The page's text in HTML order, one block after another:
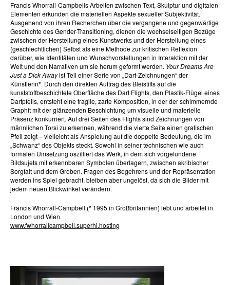
Francis Whorrall-Campbells Arbeiten zwischen Text, Skulptur und digitalen
Elementen erkunden die materiellen Aspekte sexueller Subjektivität.
Ausgehend von ihren Recherchen über die vergangene und gegenwärtige
Geschichte des Gender-Transitioning, dienen die wechselseitigen Bezüge
zwischen der Herstellung eines Kunstwerks und der Herstellung eines
(geschlechtlichen) Selbst als eine Methode zur kritischen Reflexion
darüber, wie Identitäten und Wunschvorstellungen in Interaktion mit der
Welt und den Narrativen um sie herum geformt werden. Your Dreams Are
Just a Dick Awayist Teil einer Serie von „Dart-Zeichnungen“ der
Künstlerin*. Durch den direkten Auftrag des Bleistifts auf die
kunststoffbeschichtete Oberfläche des Dart Flights, den Plastik-Flügel eines
Dartpfeils, entsteht eine fragile, zarte Komposition, in der der schimmernde
Graphit mit der glänzenden Beschichtung um visuelle und materielle
Präsenz konkurriert. Auf drei Seiten des Flights sind Zeichnungen von
männlichen Torsi zu erkennen, während die vierte Seite einen grafischen
Pfeil zeigt – vielleicht als Anspielung auf die doppelte Bedeutung, die im
„Schwanz“ des Objekts steckt. Sowohl in seiner technischen wie auch
formalen Umsetzung oszilliert das Werk, in dem sich vorgefundene
Bildsujets mit erkennbaren Symbolen überlagern, zwischen akribischer
Sorgfalt und dem Groben. Fragen des Begehrens und der Repräsentation
werden ins Spiel gebracht, bleiben aber ungelöst, da sich die Bilder mit
jedem neuen Blickwinkel verändern.
Francis Whorrall-Campbell (* 1995 in Großbritannien) lebt und arbeitet in
London und Wien.
www.fwhorrallcampbell.superhi.hosting